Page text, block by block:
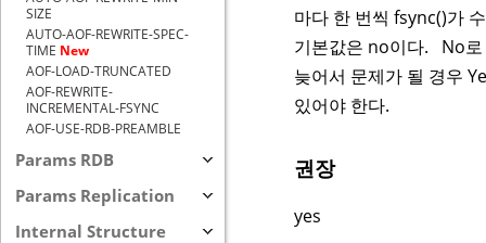
SIZE
AUTO-AOF-REWRITE-SPEC-
TIME New
AOF-LOAD-TRUNCATED
AOF-REWRITE-
INCREMENTAL-FSYNC
AOF-USE-RDB-PREAMBLE
Params RDB
Params Replication
Internal Structure
마다 한 번씩 fsync()가
기본값은 no이다. No로
늦어서 문제가 될 경우
있어야 한다.
권장
yes